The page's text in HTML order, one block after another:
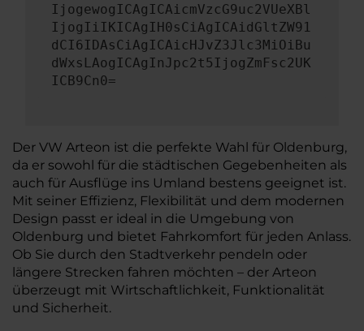
IjogewogICAgICAicmVzcG9uc2VUeXBl
IjogIiIKICAgIH0sCiAgICAidGltZW91
dCI6IDAsCiAgICAicHJvZ3Jlc3MiOiBu
dWxsLAogICAgInJpc2t5IjogZmFsc2UK
ICB9Cn0=
Der VW Arteon ist die perfekte Wahl für Oldenburg,
da er sowohl für die städtischen Gegebenheiten als
auch für Ausflüge ins Umland bestens geeignet ist.
Mit seiner Effizienz, Flexibilität und dem modernen
Design passt er ideal in die Umgebung von
Oldenburg und bietet Fahrkomfort für jeden Anlass.
Ob Sie durch den Stadtverkehr pendeln oder
längere Strecken fahren möchten – der Arteon
überzeugt mit Wirtschaftlichkeit, Funktionalität
und Sicherheit.